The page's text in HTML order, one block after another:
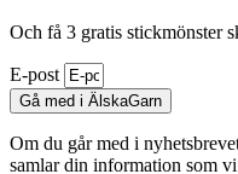
Och få 3 gratis stickmönster
E-post
Gå med i ÄlskaGarn
Om du går med i
samlar din information som